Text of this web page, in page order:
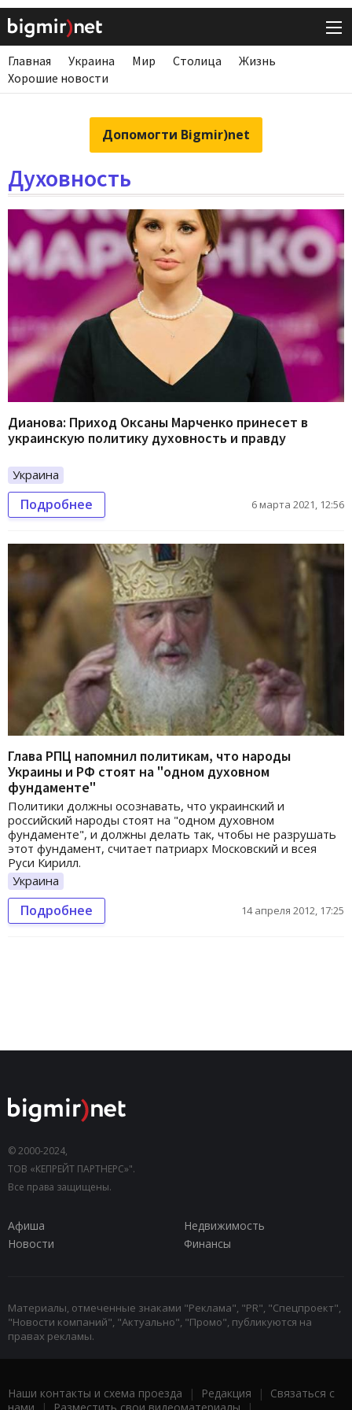
Главная Украина Мир Столица
Жизнь
Хорошие новости
Допомогти Bigmir)net
Духовность
Дианова: Приход Оксаны Марченко принесет в
украинскую политику духовность и правду
Украина
Подробнее 6 марта 2021, 12:56
Глава РПЦ напомнил политикам, что народы
Украины и РФ стоят на "одном духовном
фундаменте"
Политики должны осознавать, что украинский и
российский народы стоят на "одном духовном
фундаменте", и должны делать так, чтобы не разрушать
этот фундамент, считает патриарх Московский и всея
Руси Кирилл.
Украина
Подробнее 14 апреля 2012, 17:25
© 2000-2024,
ТОВ «КЕПРЕЙТ ПАРТНЕРС»".
Все права защищены.
Афиша
Недвижимость
Новости
Финансы
Материалы, отмеченные знаками "Реклама", "PR", "Спецпроект",
"Новости компаний", "Актуально", "Промо", публикуются на
правах рекламы.
Наши контакты и схема проезда | Редакция | Связаться с